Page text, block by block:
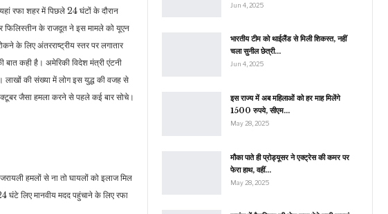
रफा शहर में पिछले 24 घंटों के दौरान
फिलिस्तीन के राजदूत ने इस मामले को यूएन
के लिए अं​तरराष्ट्रीय स्तर पर लगातार
कही है। अमेरिकी विदेश मंत्री एंटनी
लाखों की संख्या में लोग इस युद्ध की वजह से
अक्टूबर जैसा हमला करने से पहले कई बार सोचे।
हमलों से ना तो घायलों को इलाज मिल
घंटे लिए मानवीय मदद पहुंचाने के लिए रफा
Jun 4, 2025
भारतीय टीम को थाईलैंड से मिली शिकस्त, नहीं
चला सुनील छेत्री…
Jun 4, 2025
इस राज्य में अब महिलाओं को हर माह मिलेंगे
1500 रुपये, सीएम…
May 28, 2025
मौका पाते ही प्रोड्यूसर ने एक्ट्रेस की कमर पर
फेरा हाथ, वहीं…
May 28, 2025